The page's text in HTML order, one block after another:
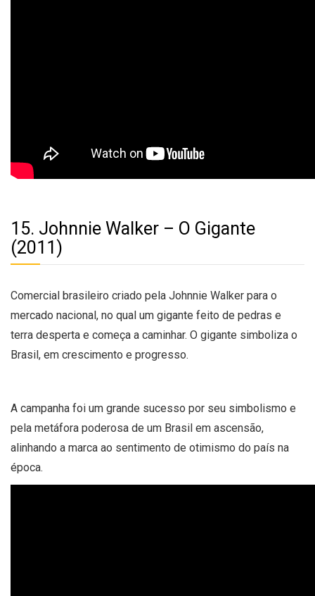
15. Johnnie Walker – O Gigante
(2011)
Comercial brasileiro criado pela Johnnie Walker para o
mercado nacional, no qual um gigante feito de pedras e
terra desperta e começa a caminhar. O gigante simboliza o
Brasil, em crescimento e progresso.
A campanha foi um grande sucesso por seu simbolismo e
pela metáfora poderosa de um Brasil em ascensão,
alinhando a marca ao sentimento de otimismo do país na
época.